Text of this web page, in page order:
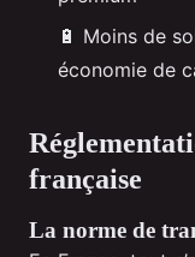
🔋 Moins de
économie de
française
La norme de